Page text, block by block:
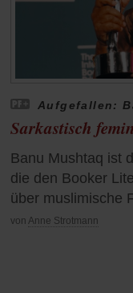
Aufgefallen:
Sarkastisch
Banu Mushtaq ist
die den Booker
über muslimische
von Anne Strotmann